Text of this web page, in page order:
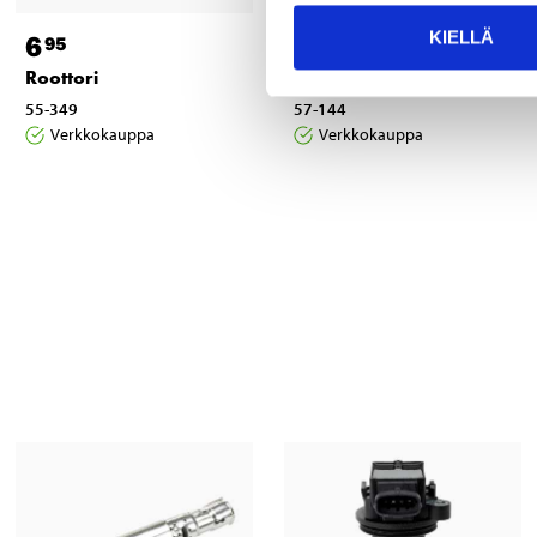
KIELLÄ
695
Roottori
55-349
Verkkokauppa
Sytytyskaapelisarjat
57-144
Verkkokauppa